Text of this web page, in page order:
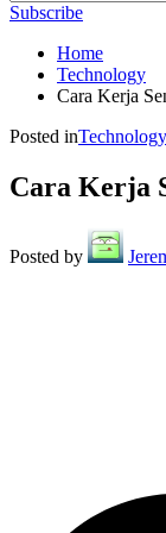
Subscribe
Home
Technology
Cara Kerja
Posted inTechnology
Cara Kerja
Posted by